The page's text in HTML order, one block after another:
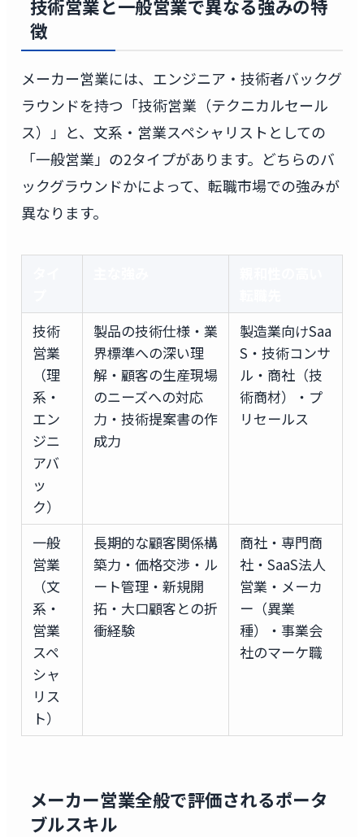
技術営業と一般営業で異なる強みの特
徴
メーカー営業には、エンジニア・技術者バックグ
ラウンドを持つ「技術営業（テクニカルセール
ス）」と、文系・営業スペシャリストとしての
「一般営業」の2タイプがあります。どちらのバ
ックグラウンドかによって、転職市場での強みが
異なります。
技術
営業
（理
系・
エン
ジニ
アバ
ッ
ク）
製品の技術仕様・業
界標準への深い理
解・顧客の生産現場
のニーズへの対応
力・技術提案書の作
成力
製造業向けSaa
S・技術コンサ
ル・商社（技
術商材）・プ
リセールス
一般
営業
（文
系・
営業
スペ
シャ
リス
ト）
長期的な顧客関係構
築力・価格交渉・ル
ート管理・新規開
拓・大口顧客との折
衝経験
商社・専門商
社・SaaS法人
営業・メーカ
ー（異業
種）・事業会
社のマーケ職
メーカー営業全般で評価されるポータ
ブルスキル